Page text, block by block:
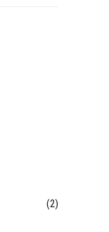
(2)